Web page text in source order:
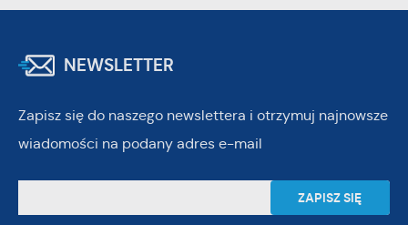
NEWSLETTER
Zapisz się do naszego newslettera i otrzymuj najnowsze
wiadomości na podany adres e-mail